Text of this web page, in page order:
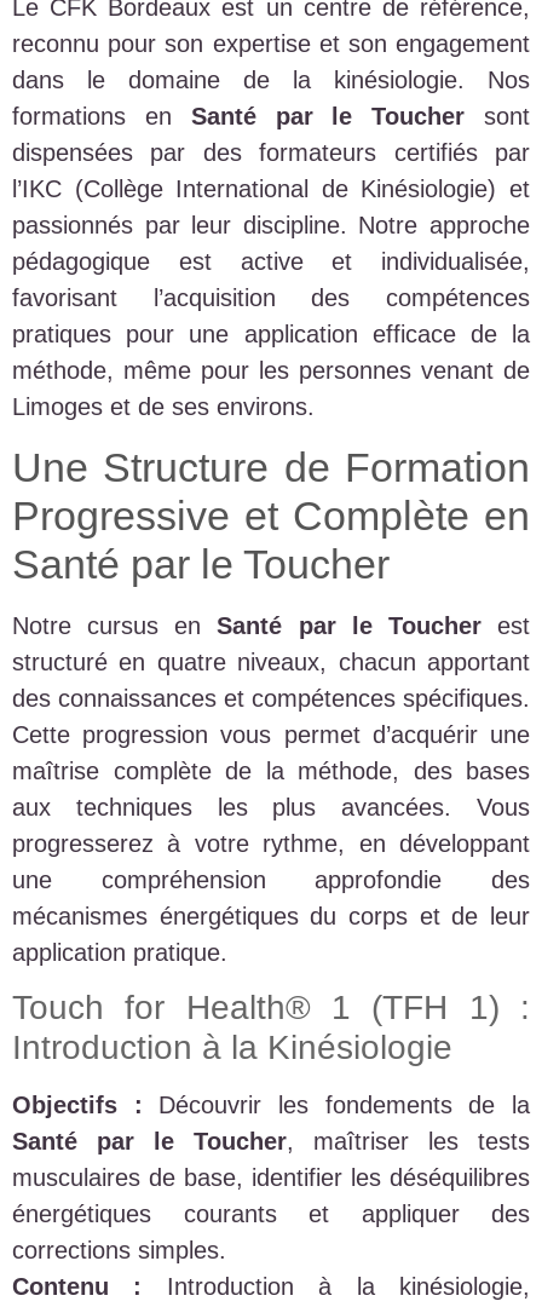
Le CFK Bordeaux est un centre de référence,
reconnu pour son expertise et son engagement
dans le domaine de la kinésiologie. Nos
formations en Santé par le Toucher sont
dispensées par des formateurs certifiés par
l’IKC (Collège International de Kinésiologie) et
passionnés par leur discipline. Notre approche
pédagogique est active et individualisée,
favorisant l’acquisition des compétences
pratiques pour une application efficace de la
méthode, même pour les personnes venant de
Limoges et de ses environs.
Une Structure de Formation
Progressive et Complète en
Santé par le Toucher
Notre cursus enSanté par le Toucherest
structuré en quatre niveaux, chacun apportant
des connaissances et compétences spécifiques.
Cette progression vous permet d’acquérir une
maîtrise complète de la méthode, des bases
aux techniques les plus avancées. Vous
progresserez à votre rythme, en développant
une compréhension approfondie des
mécanismes énergétiques du corps et de leur
application pratique.
Touch for Health® 1 (TFH 1) :
Introduction à la Kinésiologie
Objectifs : Découvrir les fondements de la
Santé par le Toucher, maîtriser les tests
musculaires de base, identifier les déséquilibres
énergétiques courants et appliquer des
corrections simples.
Contenu :
Introduction à la kinésiologie,